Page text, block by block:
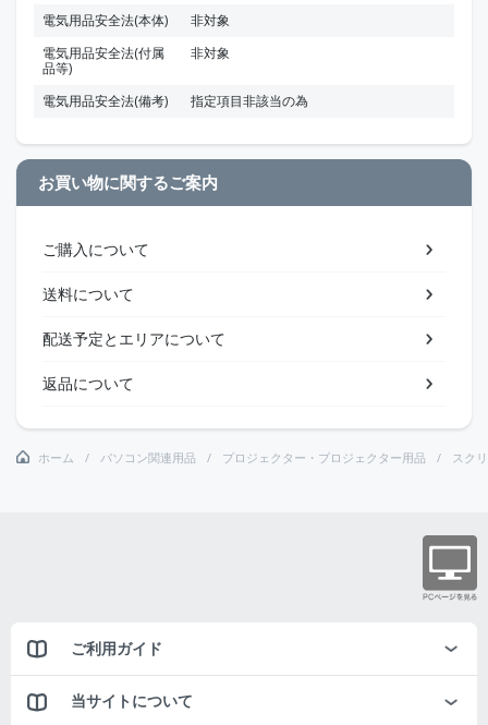
電気用品安全法(本体)
非対象
電気用品安全法(付属
品等)
非対象
電気用品安全法(備考) 指定項目非該当の為
お買い物に関するご案内
ご購入について
送料について
配送予定とエリアについて
返品について
ホーム パソコン関連用品 プロジェクター・プロジェクター用品 スク
ご利用ガイド
当サイトについて